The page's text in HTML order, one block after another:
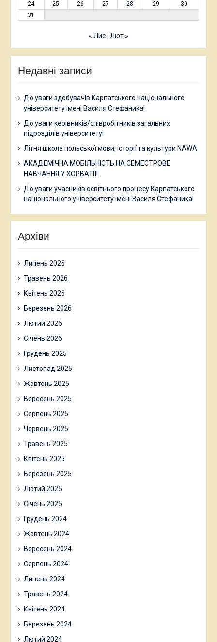
24 25 26 27 28 29
30
31
« Лис Лют »
Недавні записи
До уваги здобувачів Карпатського національного
університету імені Василя Стефаника!
До уваги керівників/співробітників загальних
підрозділів університету!
Літня школа польської мови, історії та культури NAWA
АКАДЕМІЧНА МОБІЛЬНІСТЬ НА СЕМЕСТРОВЕ
НАВЧАННЯ У ХОРВАТІЇ!
До уваги учасників освітнього процесу Карпатського
національного університету імені Василя Стефаника!
Архіви
Липень 2026
Травень 2026
Квітень 2026
Березень 2026
Лютий 2026
Січень 2026
Грудень 2025
Листопад 2025
Жовтень 2025
Вересень 2025
Серпень 2025
Червень 2025
Травень 2025
Квітень 2025
Березень 2025
Лютий 2025
Січень 2025
Грудень 2024
Жовтень 2024
Вересень 2024
Серпень 2024
Липень 2024
Травень 2024
Квітень 2024
Березень 2024
Лютий 2024